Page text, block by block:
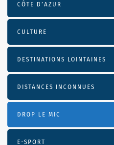
CÔTE D’AZUR
CULTURE
DESTINATIONS LOINTAINES
DISTANCES INCONNUES
DROP LE MIC
E-SPORT